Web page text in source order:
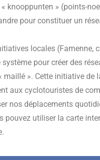
knooppunten » (points-
pour constituer un
locales (Famenne,
pour créer des
». Cette initiative de
aux cyclotouristes de
nos déplacements
pouvez utiliser la carte